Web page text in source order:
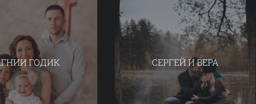
ГОДИК СЕРГЕЙ И ВЕРА